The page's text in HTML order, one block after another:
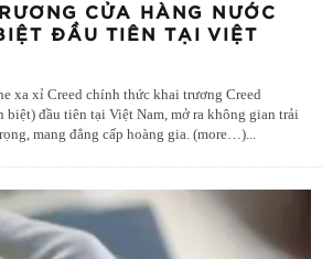
CỬA HÀNG NƯỚC
ĐẦU TIÊN TẠI VIỆT
xa xỉ Creed chính thức khai trương Creed
biệt) đầu tiên tại Việt Nam, mở ra không gian trải
mang đẳng cấp hoàng gia. (more…)...